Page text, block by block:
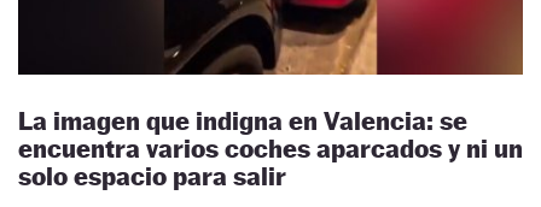
La imagen que indigna en Valencia: se
encuentra varios coches aparcados y ni un
solo espacio para salir